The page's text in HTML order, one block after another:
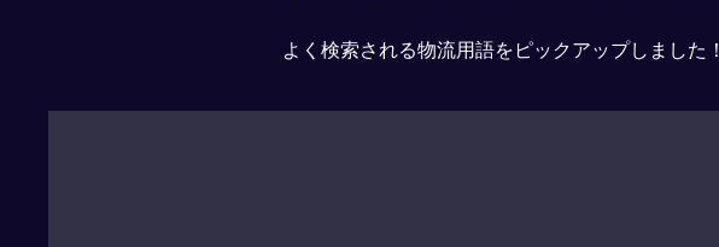
よく検索される物流用語をピックアップしました！